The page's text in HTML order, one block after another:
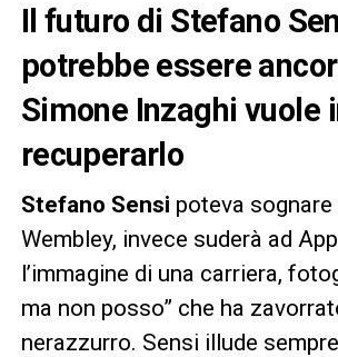
Il futuro di Stefano
potrebbe essere
Simone Inzaghi vuole
recuperarlo
Stefano Sensi poteva sognare
Wembley, invece suderà ad
l’immagine di una carriera,
ma non posso” che ha
nerazzurro. Sensi illude